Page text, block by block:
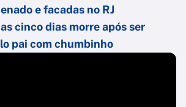
e facadas no RJ
cinco dias morre após ser
pai com chumbinho